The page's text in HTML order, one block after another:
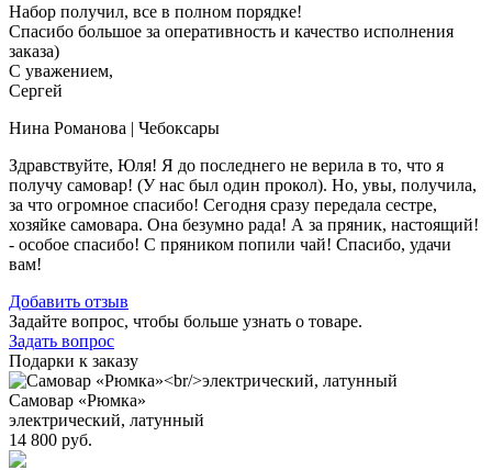
Набор получил, все в полном порядке!
Спасибо большое за оперативность и качество исполнения
заказа)
С уважением,
Сергей
Нина Романова | Чебоксары
Здравствуйте, Юля! Я до последнего не верила в то, что я
получу самовар! (У нас был один прокол). Но, увы, получила,
за что огромное спасибо! Сегодня сразу передала сестре,
хозяйке самовара. Она безумно рада! А за пряник, настоящий!
- особое спасибо! С пряником попили чай! Спасибо, удачи
вам!
Добавить отзыв
Задайте вопрос, чтобы больше узнать о товаре.
Задать вопрос
Подарки к заказу
Самовар «Рюмка»
электрический, латунный
14 800 руб.